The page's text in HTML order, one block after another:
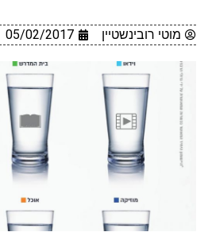
מוטי רובינשטיין 05/02/2017